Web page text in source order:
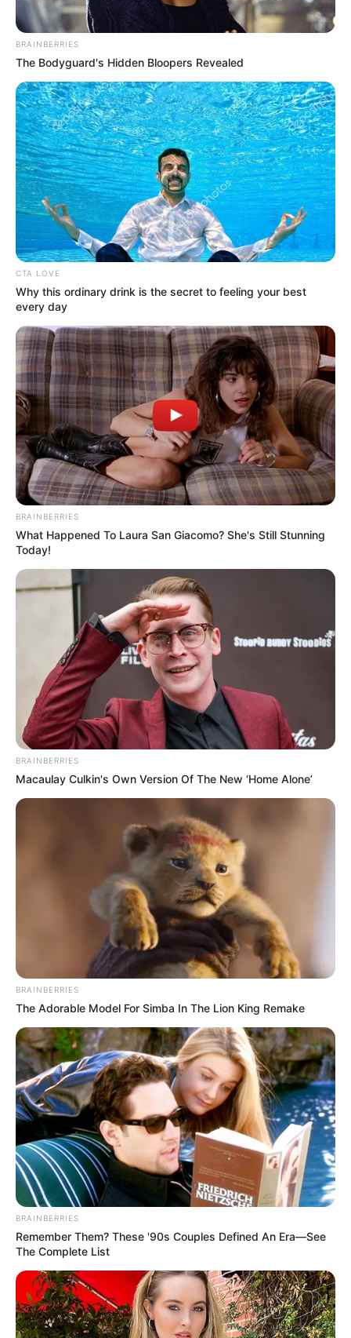
Magyar Pétert durván megverték!
Nem szerettem volna megnézni, mert lelkileg
borzasztó nehéz megélni, amikor az ember volt
szerelmét, gyermekei anyját aljas politikai
lejáratásra használja fel a propaganda. Végül
mégis megtettem és hol könnyeztem, hol
összeszorult a szívem
– kezdte a bejegyzését Magyar Péter.
Az üzletember elárulta, hogy valóban volt sokszor
olyan veszekedésük, amikor sokszor zárva maradt
az ajtó, hogy a gyerekek be ne jöjjenek, ám állítja,
hogy sosem emelt kezet a feleségére, sőt,
elmondása szerint őt érte fizikai bántalmazás.
BRAINBERRIES
The Bodyguard's Hidden Bloopers Revealed
CTA LOVE
Why this ordinary drink is the secret to feeling your best
every day
BRAINBERRIES
What Happened To Laura San Giacomo? She's Still Stunning
Today!
BRAINBERRIES
Macaulay Culkin's Own Version Of The New ‘Home Alone’
BRAINBERRIES
The Adorable Model For Simba In The Lion King Remake
BRAINBERRIES
Remember Them? These '90s Couples Defined An Era—See
The Complete List